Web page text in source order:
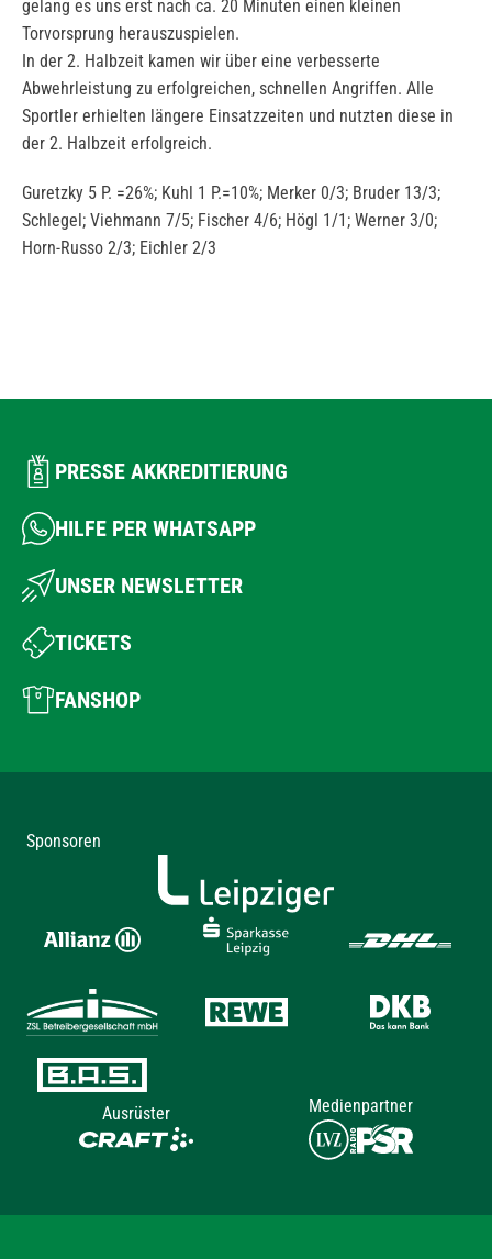
gelang es uns erst nach ca. 20 Minuten einen kleinen
Torvorsprung herauszuspielen.
In der 2. Halbzeit kamen wir über eine verbesserte
Abwehrleistung zu erfolgreichen, schnellen Angriffen. Alle
Sportler erhielten längere Einsatzzeiten und nutzten diese in
der 2. Halbzeit erfolgreich.
Guretzky 5 P. =26%; Kuhl 1 P.=10%; Merker 0/3; Bruder 13/3;
Schlegel; Viehmann 7/5; Fischer 4/6; Högl 1/1; Werner 3/0;
Horn-Russo 2/3; Eichler 2/3
PRESSE AKKREDITIERUNG
HILFE PER WHATSAPP
UNSER NEWSLETTER
TICKETS
FANSHOP
Sponsoren
Ausrüster Medienpartner